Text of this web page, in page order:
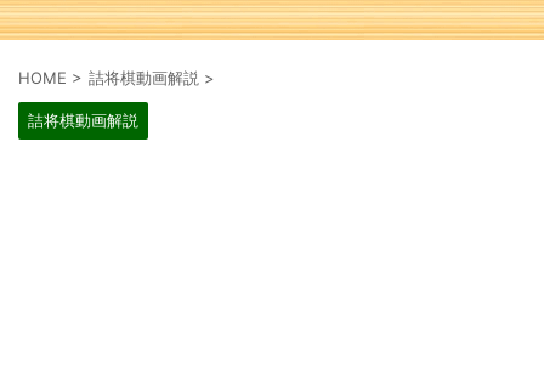
HOME > 詰将棋動画解説 >
詰将棋動画解説